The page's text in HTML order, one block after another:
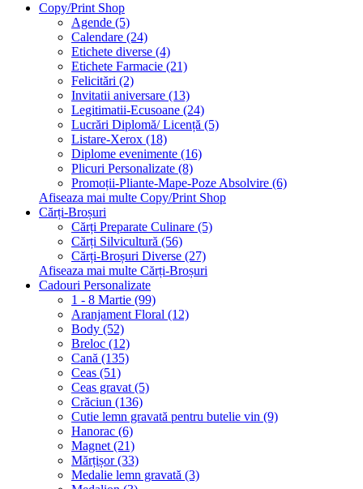
Copy/Print Shop
Agende (5)
Calendare (24)
Etichete diverse (4)
Etichete Farmacie (21)
Felicitări (2)
Invitatii aniversare (13)
Legitimatii-Ecusoane (24)
Lucrări Diplomă/ Licență (5)
Listare-Xerox (18)
Diplome evenimente (16)
Plicuri Personalizate (8)
Promoții-Pliante-Mape-Poze Absolvire (6)
Afiseaza mai multe Copy/Print Shop
Cărți-Broșuri
Cărți Preparate Culinare (5)
Cărți Silvicultură (56)
Cărți-Broșuri Diverse (27)
Afiseaza mai multe Cărți-Broșuri
Cadouri Personalizate
1 - 8 Martie (99)
Aranjament Floral (12)
Body (52)
Breloc (12)
Cană (135)
Ceas (51)
Ceas gravat (5)
Crăciun (136)
Cutie lemn gravată pentru butelie vin (9)
Hanorac (6)
Magnet (21)
Mărțișor (33)
Medalie lemn gravată (3)